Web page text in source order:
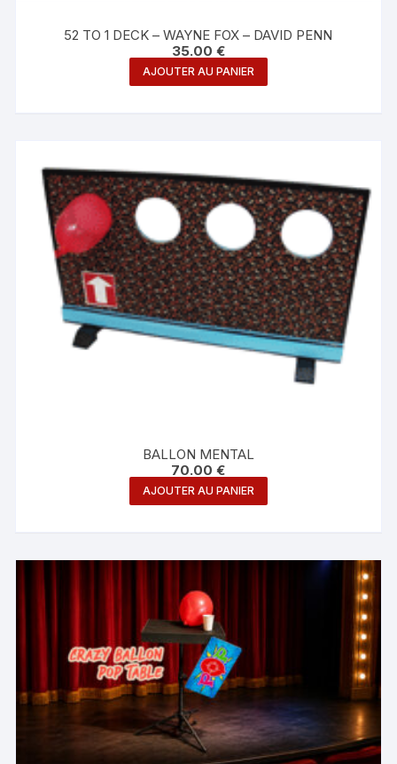
52 TO 1 DECK – WAYNE FOX – DAVID PENN
35.00 €
AJOUTER AU PANIER
BALLON MENTAL
70.00€
AJOUTER AU PANIER